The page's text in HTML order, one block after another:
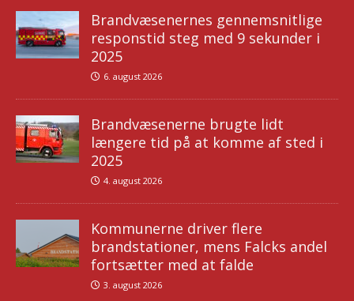
Brandvæsenernes gennemsnitlige
responstid steg med 9 sekunder i
2025
6. august 2026
Brandvæsenerne brugte lidt
længere tid på at komme af sted i
2025
4. august 2026
Kommunerne driver flere
brandstationer, mens Falcks andel
fortsætter med at falde
3. august 2026